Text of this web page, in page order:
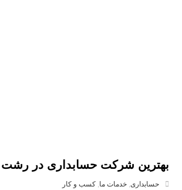
بهترین شرکت حسابداری در رشت
حسابداری,خدمات ما,کسب و کار